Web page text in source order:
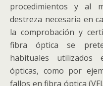
procedimientos y al
destreza necesaria en
la comprobación y
fibra óptica se
habituales utilizados
ópticas, como por
fallos en fibra óptica